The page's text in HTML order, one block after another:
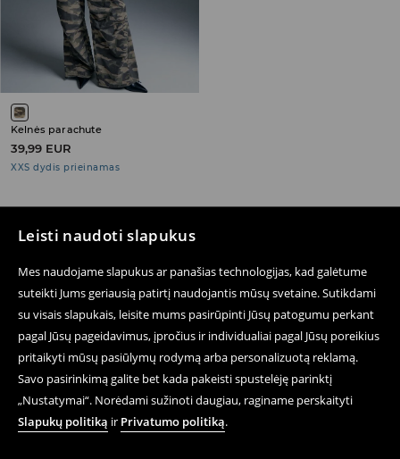
Leisti naudoti slapukus
Mes naudojame slapukus ar panašias technologijas, kad galėtume
suteikti Jums geriausią patirtį naudojantis mūsų svetaine. Sutikdami
su visais slapukais, leisite mums pasirūpinti Jūsų patogumu perkant
pagal Jūsų pageidavimus, įpročius ir individualiai pagal Jūsų poreikius
pritaikyti mūsų pasiūlymų rodymą arba personalizuotą reklamą.
Savo pasirinkimą galite bet kada pakeisti spustelėję parinktį
„Nustatymai“. Norėdami sužinoti daugiau, raginame perskaityti
Slapukų politiką ir Privatumo politiką.
Kelnės parachute
39,99 EUR
XXS dydis prieinamas
Sekite mus
Pagalba ir Kontaktai
E-parduotuvė